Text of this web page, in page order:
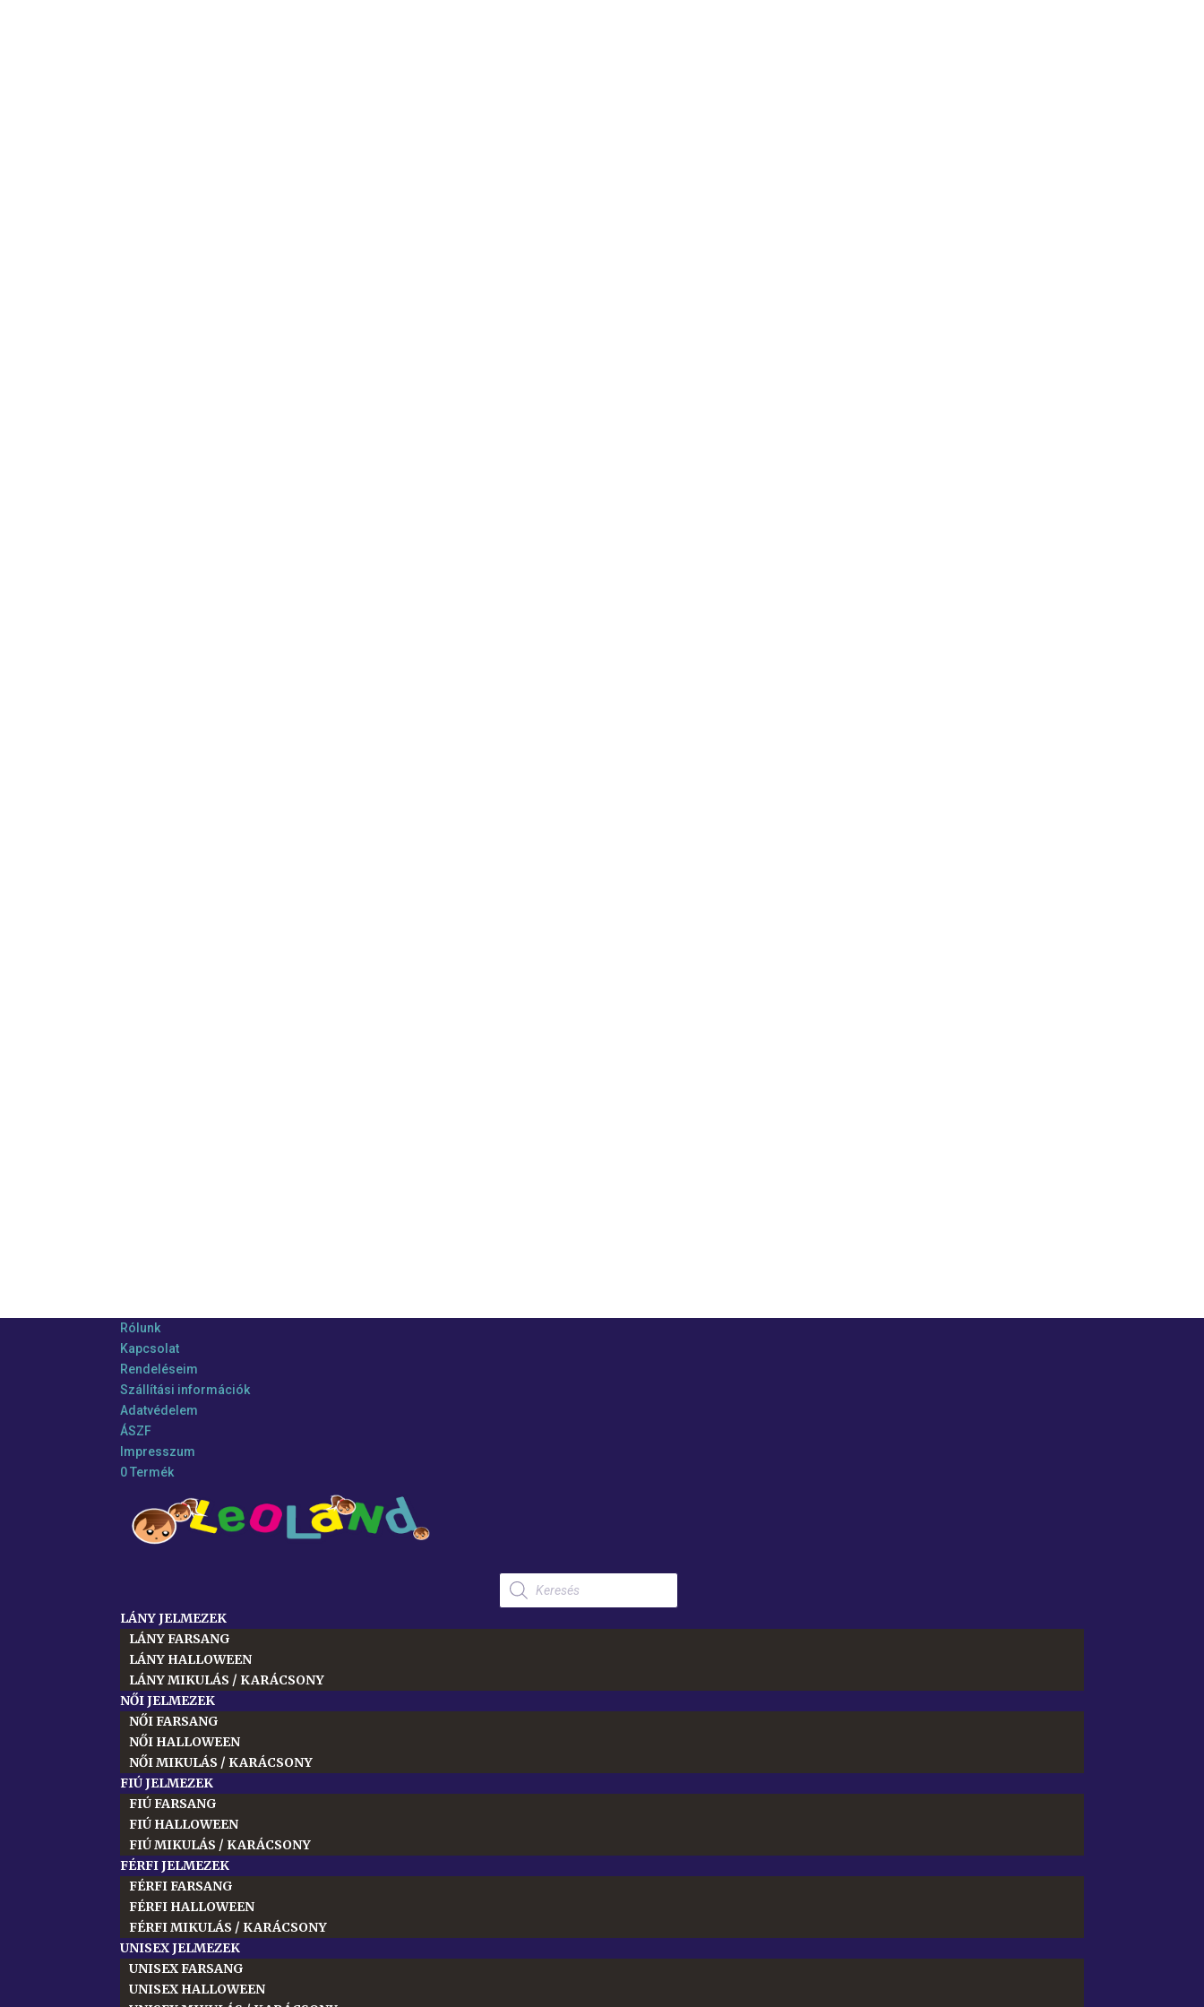
Rólunk
Kapcsolat
Rendeléseim
Szállítási információk
Adatvédelem
ÁSZF
Impresszum
0 Termék
Products
search
LÁNY JELMEZEK
LÁNY FARSANG
LÁNY HALLOWEEN
LÁNY MIKULÁS / KARÁCSONY
NŐI JELMEZEK
NŐI FARSANG
NŐI HALLOWEEN
NŐI MIKULÁS / KARÁCSONY
FIÚ JELMEZEK
FIÚ FARSANG
FIÚ HALLOWEEN
FIÚ MIKULÁS / KARÁCSONY
FÉRFI JELMEZEK
FÉRFI FARSANG
FÉRFI HALLOWEEN
FÉRFI MIKULÁS / KARÁCSONY
UNISEX JELMEZEK
UNISEX FARSANG
UNISEX HALLOWEEN